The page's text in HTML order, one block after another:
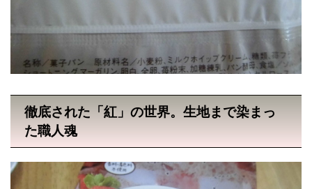
徹底された「紅」の世界。生地まで染まっ
た職人魂